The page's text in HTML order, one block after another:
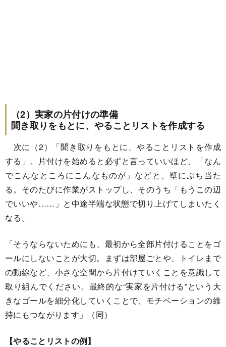
（2）実家の片付けの準備
聞き取りをもとに、やることリストを作成する
次に（2）「聞き取りをもとに、やることリストを作成
する」。片付けを始めると必ずと言っていいほど、「なん
でこんなところにこんなものが」などと、壁にぶち当た
る。そのたびに作業がストップし、そのうち「もうこの辺
でいいや……」と中途半端な状態で切り上げてしまいたく
なる。
「そうならないためにも、最初から全部片付けることをゴ
ールにしないことが大切。まずは部屋ごとや、トイレまで
の動線など、小さな空間から片付けていくことを意識して
取り組んでください。最終的な“実家を片付ける”という大
きなゴールを細分化していくことで、モチベーションの維
持にもつながります」（同）
【やることリストの例】